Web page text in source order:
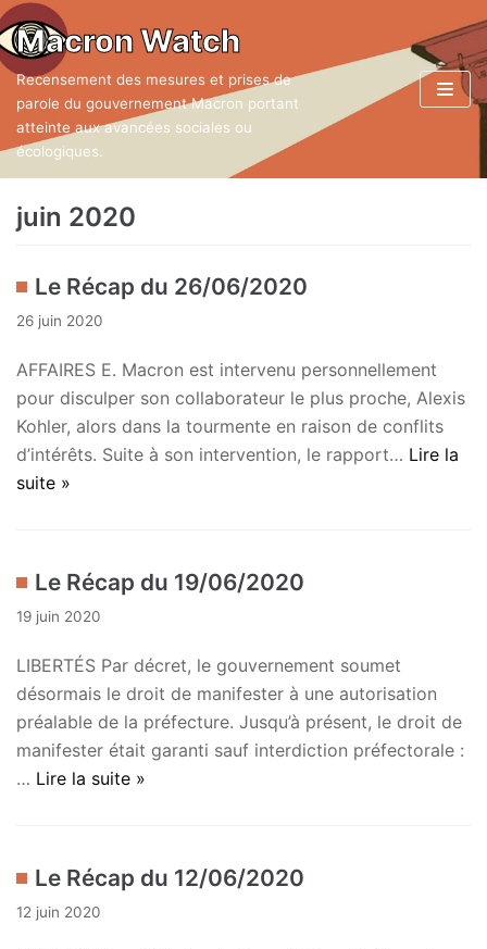
Aller
au
contenu
Macron Watch
Recensement des mesures et prises de
parole du gouvernement Macron portant
atteinte aux avancées sociales ou
écologiques.
juin 2020
Le Récap du 26/06/2020
26 juin 2020
AFFAIRES E. Macron est intervenu personnellement
pour disculper son collaborateur le plus proche, Alexis
Kohler, alors dans la tourmente en raison de conflits
d’intérêts. Suite à son intervention, le rapport… Lire la
suite »
Le Récap du 19/06/2020
19 juin 2020
LIBERTÉS Par décret, le gouvernement soumet
désormais le droit de manifester à une autorisation
préalable de la préfecture. Jusqu’à présent, le droit de
manifester était garanti sauf interdiction préfectorale :
… Lire la suite »
Le Récap du 12/06/2020
12 juin 2020